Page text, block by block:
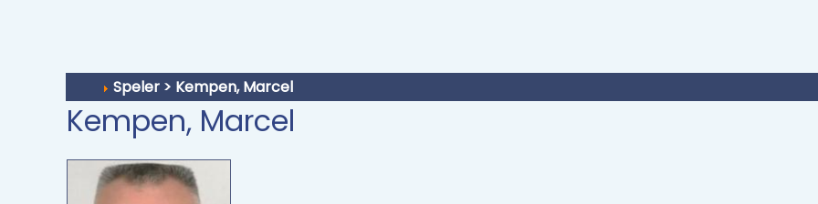
Speler > Kempen, Marcel
Kempen, Marcel